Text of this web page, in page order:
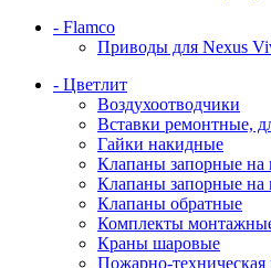
- Flamco
Приводы для Nexus
- Цветлит
Воздухоотводчики
Вставки ремонтные,
Гайки накидные
Клапаны запорные на
Клапаны запорные на
Клапаны обратные
Комплекты
Краны шаровые
Пожарно-техническая